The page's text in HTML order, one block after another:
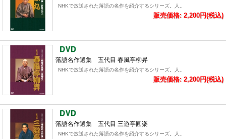
NHKで放送された落語の名作を紹介するシリーズ。人..
販売価格: 2,200円(税込)
落語名作選集 五代目 春風亭柳昇
NHKで放送された落語の名作を紹介するシリーズ。人..
販売価格: 2,200円(税込)
落語名作選集 五代目 三遊亭圓楽
NHKで放送された落語の名作を紹介するシリーズ。人..